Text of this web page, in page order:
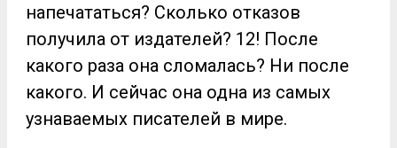
напечататься? Сколько отказов
получила от издателей? 12! После
какого раза она сломалась? Ни после
какого. И сейчас она одна из самых
узнаваемых писателей в мире.